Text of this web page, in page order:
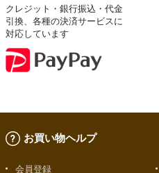
クレジット・銀行振込・代金
引換、各種の決済サービスに
対応しています
お買い物ヘルプ
会員登録